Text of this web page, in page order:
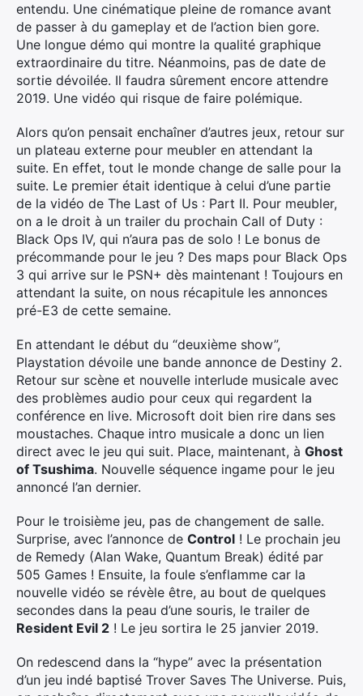
entendu. Une cinématique pleine de romance avant
de passer à du gameplay et de l’action bien gore.
Une longue démo qui montre la qualité graphique
extraordinaire du titre. Néanmoins, pas de date de
sortie dévoilée. Il faudra sûrement encore attendre
2019. Une vidéo qui risque de faire polémique.
Alors qu’on pensait enchaîner d’autres jeux, retour sur
un plateau externe pour meubler en attendant la
suite. En effet, tout le monde change de salle pour la
suite. Le premier était identique à celui d’une partie
de la vidéo de The Last of Us : Part II. Pour meubler,
on a le droit à un trailer du prochain Call of Duty :
Black Ops IV, qui n’aura pas de solo ! Le bonus de
précommande pour le jeu ? Des maps pour Black Ops
3 qui arrive sur le PSN+ dès maintenant ! Toujours en
attendant la suite, on nous récapitule les annonces
pré-E3 de cette semaine.
En attendant le début du “deuxième show”,
Playstation dévoile une bande annonce de Destiny 2.
Retour sur scène et nouvelle interlude musicale avec
des problèmes audio pour ceux qui regardent la
conférence en live. Microsoft doit bien rire dans ses
moustaches. Chaque intro musicale a donc un lien
direct avec le jeu qui suit. Place, maintenant, à Ghost
of Tsushima. Nouvelle séquence ingame pour le jeu
annoncé l’an dernier.
Pour le troisième jeu, pas de changement de salle.
Surprise, avec l’annonce de Control ! Le prochain jeu
de Remedy (Alan Wake, Quantum Break) édité par
505 Games ! Ensuite, la foule s’enflamme car la
nouvelle vidéo se révèle être, au bout de quelques
secondes dans la peau d’une souris, le trailer de
Resident Evil 2 ! Le jeu sortira le 25 janvier 2019.
On redescend dans la “hype” avec la présentation
d’un jeu indé baptisé Trover Saves The Universe. Puis,